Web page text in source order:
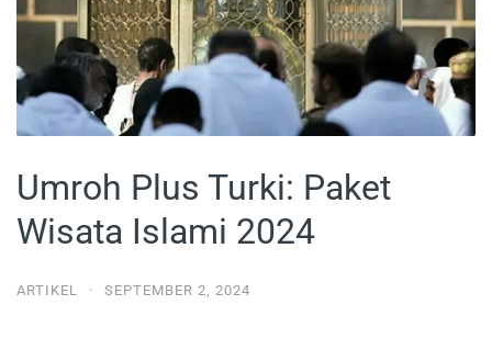
Umroh Plus Turki: Paket
Wisata Islami 2024
ARTIKEL · SEPTEMBER 2, 2024